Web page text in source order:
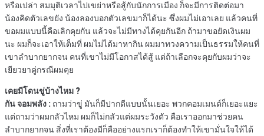
หรือเปล่า สมมุติเวลาไปเขย่าหรือสู้กับนักการเมือง ก็จะมีการติดต่อมา
น้องคิดตัวเลขยัง น้องลองบอกตัวเลขมาก็ได้นะ ซึ่งผมไม่เอาเลย แล้วคนที่
ขอผมแบบนี้คือเลิกคุยกัน แล้วจะไม่มีทางได้คุยกันอีก ถ้ามาขอยัดเงินผม
นะ ผมก็จะเอาให้เต็มที่ ผมไม่ได้มาหากิน ผมมาทวงความเป็นธรรมให้คนที่
เขาลำบากยากจน คนที่เขาไม่มีโอกาสได้สู้ แต่ถ้าเลือกจะคุยกับผมว่าจะ
เยียวยาคู่กรณีผมคุย
เคยมีโดนขู่บ้างไหม ?
กัน จอมพลัง : ถามว่าขู่ มันก็มีปากดีแบบนั้นเยอะ พวกคอมเมนต์ก็เยอะแยะ
แต่ถามว่าผมกลัวไหม ผมก็ไม่กลัวแต่ผมระวังตัว คือเราออกมาช่วยคน
ลำบากยากจน สิ่งที่เราต้องมีก็คืออย่างแรกเราก็ต้องทำให้เขามั่นใจให้ได้